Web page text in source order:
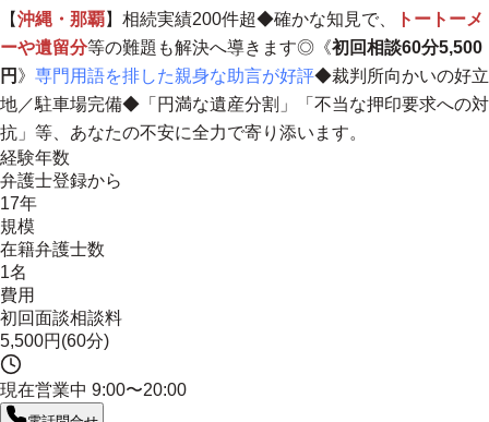
【沖縄・那覇】相続実績200件超◆確かな知見で、
トートーメ
ーや遺留分等の難題も解決へ導きます◎《初回相談60分5,500
円 》 専門用語を排した親身な助言が好評◆裁判所向かいの好立
地／駐車場完備◆ 「円満な遺産分割」「不当な押印要求への対
抗」等、あなたの不安に全力で寄り添います。
経験年数
弁護士登録から
17年
規模
在籍弁護士数
1名
費用
初回面談相談料
5,500円(60分)
現在営業中 9:00〜20:00